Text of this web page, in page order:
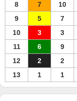
8
7 10
9
5 7
10
3 3
11
6 9
12
2 2
13
1 1